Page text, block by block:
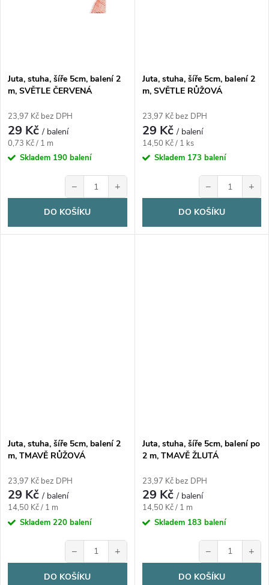
Juta, stuha, šíře 5cm, balení 2
m, SVĚTLE ČERVENÁ
23,97 Kč bez DPH
29 Kč/ balení
Měrná
cena:
0,73 Kč / 1 m
Skladem 190 balení
− +
DO KOŠÍKU
Juta, stuha, šíře 5cm, balení 2
m, SVĚTLE RŮŽOVÁ
23,97 Kč bez DPH
29 Kč/ balení
Měrná
cena:
14,50 Kč / 1 ks
Skladem 173 balení
− +
DO KOŠÍKU
Juta, stuha, šíře 5cm, balení 2
m, TMAVĚ RŮŽOVÁ
23,97 Kč bez DPH
29 Kč/ balení
Měrná
cena:
14,50 Kč / 1 m
Skladem 220 balení
− +
DO KOŠÍKU
Juta, stuha, šíře 5cm, balení po
2 m, TMAVĚ ŽLUTÁ
23,97 Kč bez DPH
29 Kč/ balení
Měrná
cena:
14,50 Kč / 1 m
Skladem 183 balení
− +
DO KOŠÍKU